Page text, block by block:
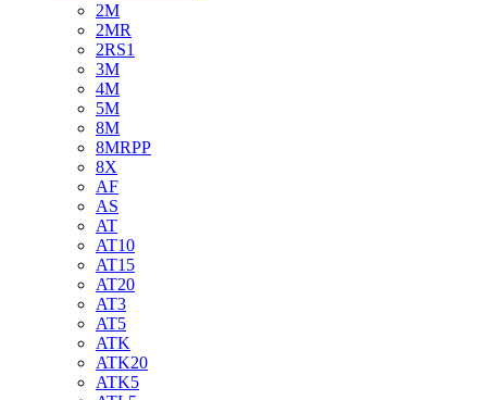
2M
2MR
2RS1
3M
4M
5M
8M
8MRPP
8X
AF
AS
AT
AT10
AT15
AT20
AT3
AT5
ATK
ATK20
ATK5